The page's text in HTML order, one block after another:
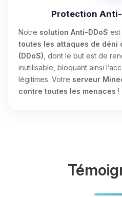
Protection
Notre solution Anti-DDoS
toutes les attaques de déni
(DDoS) , dont le but est de
inutilisable, bloquant ainsi
légitimes. Votre serveur
contre toutes les menaces !